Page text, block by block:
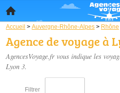
Accueil > Auvergne-Rhône-Alpes > Rhône
Agence de voyage à
AgencesVoyage.fr vous indique les
Lyon 3.
Filtrer